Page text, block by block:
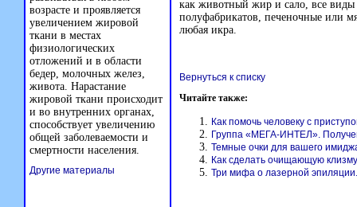
как животный жир и сало, все виды
полуфабрикатов, печеночные или
любая икра.
Вернуться к списку
Читайте также:
Как помочь человеку с
Группа «МЕГА-ИНТЕЛ».
Темные очки для вашего
Как сделать очищающую клизму
Три мифа о лазерной эпиляции.
возрасте и проявляется
увеличением жировой
ткани в местах
физиологических
отложений и в области
бедер, молочных желез,
живота. Нарастание
жировой ткани происходит
и во внутренних органах,
способствует увеличению
общей заболеваемости и
смертности населения.
Другие материалы